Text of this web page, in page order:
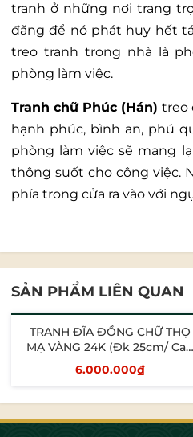
tranh ở những nơi trang
đãng để nó phát huy hết
treo tranh trong nhà là
phòng làm việc.
Tranh chữ Phúc (Hán) treo
hạnh phúc, bình an, phú
phòng làm việc sẽ mang
thông suốt cho công việc.
phía trong cửa ra vào với
SẢN PHẨM LIÊN QUAN
TRANH ĐĨA ĐỒNG CHỮ THỌ
MẠ VÀNG 24K (Đk 25cm/ Cao
30cm)
6.000.000₫